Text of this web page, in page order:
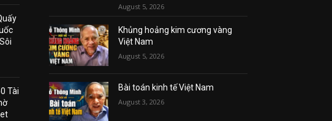
Tài
August 5, 2026
Khủng hoảng kim cương vàng
Việt Nam
August 5, 2026
Bài toán kinh tế Việt Nam
August 3, 2026